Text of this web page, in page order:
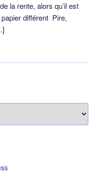
la rente, alors qu’il est
différent Pire,